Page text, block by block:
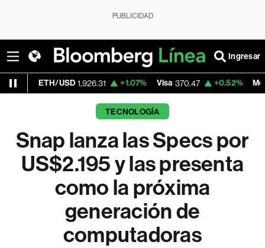
PUBLICIDAD
Ingresar
1,926.31 +1.07% Visa 370.47 +0.52% MercadoLibre
TECNOLOGÍA
Snap lanza las Specs por
US$2.195 y las presenta
como la próxima
generación de
computadoras